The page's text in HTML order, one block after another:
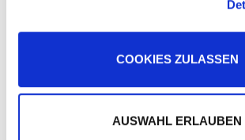
weiteren Daten zusammen, die Sie ihnen
haben oder die sie im Rahmen Ihrer
COOKIES ZULASSEN
AUSWAHL ERLAUBEN
mir, ist, dass ich sofort auf die
mir etwas nicht passt. Aber wir
trotzdem gute Leute.“
Michelle: „Ich haue immer dann
Mike: „Man muss auch in die